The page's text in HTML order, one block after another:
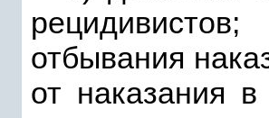
отбывания
от наказания